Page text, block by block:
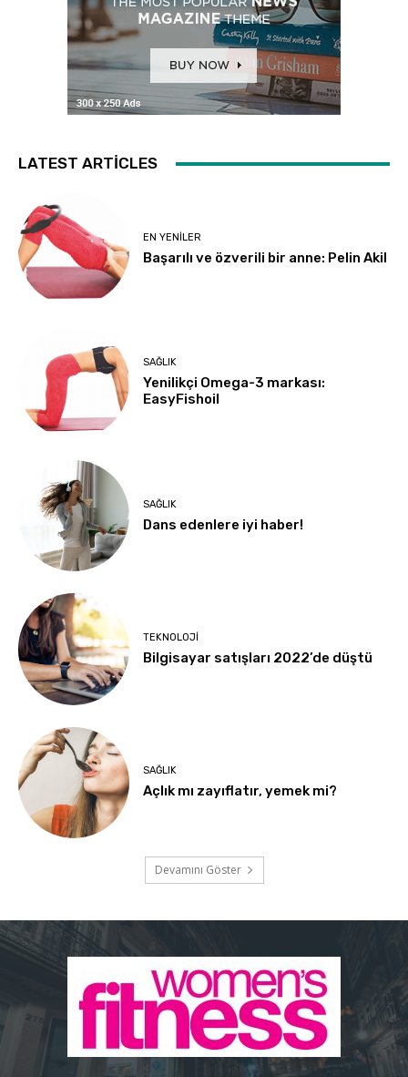
LATEST ARTICLES
EN YENILER
Başarılı ve özverili bir anne: Pelin Akil
SAĞLIK
Yenilikçi Omega-3 markası:
EasyFishoil
SAĞLIK
Dans edenlere iyi haber!
TEKNOLOJI
Bilgisayar satışları 2022’de düştü
SAĞLIK
Açlık mı zayıflatır, yemek mi?
Devamını Göster